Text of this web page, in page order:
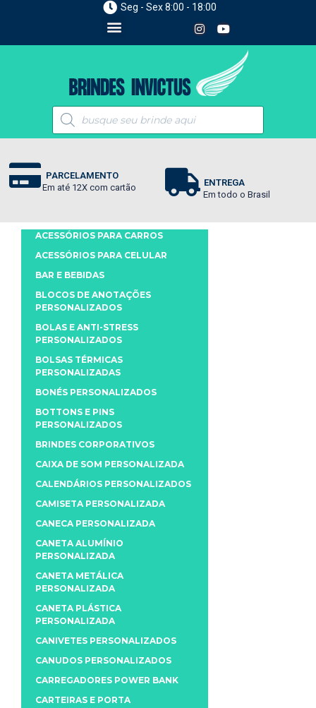
Seg - Sex 8:00 - 18:00
PARCELAMENTO
Em até 12X com cartão
ENTREGA
Em todo o Brasil
ACESSÓRIOS PARA CARROS
ACESSÓRIOS PARA CELULAR
BAR E BEBIDAS
BLOCOS DE ANOTAÇÕES
PERSONALIZADOS
BOLAS E ANTI-STRESS
PERSONALIZADOS
BOLSAS TÉRMICAS
PERSONALIZADAS
BONÉS PERSONALIZADOS
BOTTONS E PINS
PERSONALIZADOS
BRINDES CORPORATIVOS
CAIXA DE SOM PERSONALIZADA
CALENDÁRIOS PERSONALIZADOS
CAMISETA PERSONALIZADA
CANECA PERSONALIZADA
CANETA ALUMÍNIO
PERSONALIZADA
CANETA METÁLICA
PERSONALIZADA
CANETA PLÁSTICA
PERSONALIZADA
CANIVETES PERSONALIZADOS
CANUDOS PERSONALIZADOS
CARREGADORES POWER BANK
CARTEIRAS E PORTA